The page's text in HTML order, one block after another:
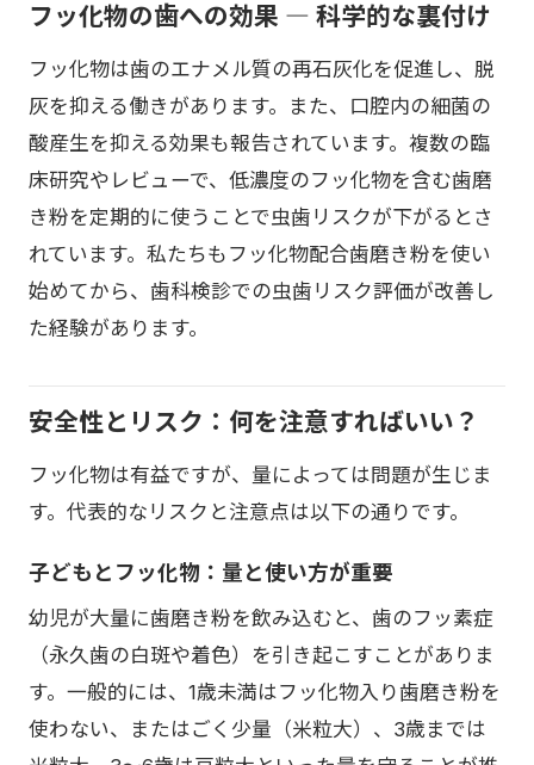
フッ化物の歯への効果 ― 科学的な裏付け
フッ化物は歯のエナメル質の再石灰化を促進し、脱
灰を抑える働きがあります。また、口腔内の細菌の
酸産生を抑える効果も報告されています。複数の臨
床研究やレビューで、低濃度のフッ化物を含む歯磨
き粉を定期的に使うことで虫歯リスクが下がるとさ
れています。私たちもフッ化物配合歯磨き粉を使い
始めてから、歯科検診での虫歯リスク評価が改善し
た経験があります。
安全性とリスク：何を注意すればいい？
フッ化物は有益ですが、量によっては問題が生じま
す。代表的なリスクと注意点は以下の通りです。
子どもとフッ化物：量と使い方が重要
幼児が大量に歯磨き粉を飲み込むと、歯のフッ素症
（永久歯の白斑や着色）を引き起こすことがありま
す。一般的には、1歳未満はフッ化物入り歯磨き粉を
使わない、またはごく少量（米粒大）、3歳までは